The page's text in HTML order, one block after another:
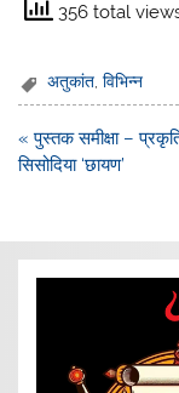
356 total
अतुकांत,विभिन्न
Post
navigation
« पुस्तक समीक्षा –
सिसोदिया ‘छायण’